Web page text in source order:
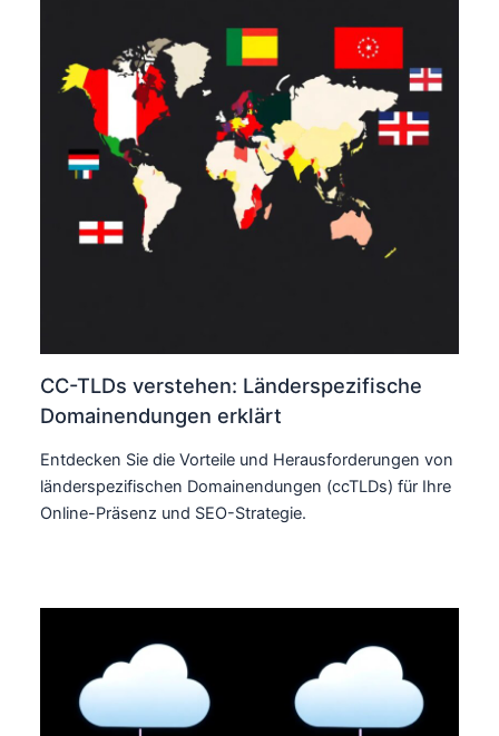
CC-TLDs verstehen: Länderspezifische
Domainendungen erklärt
Entdecken Sie die Vorteile und Herausforderungen von
länderspezifischen Domainendungen (ccTLDs) für Ihre
Online-Präsenz und SEO-Strategie.